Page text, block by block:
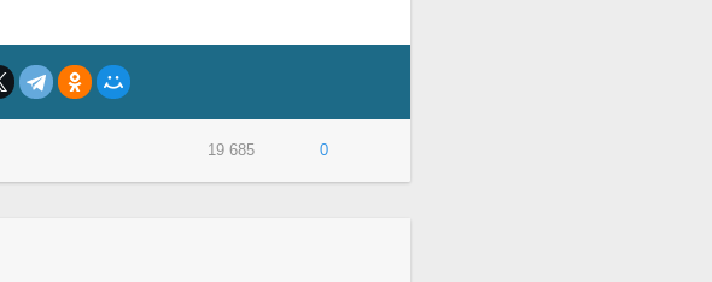
19 685 0